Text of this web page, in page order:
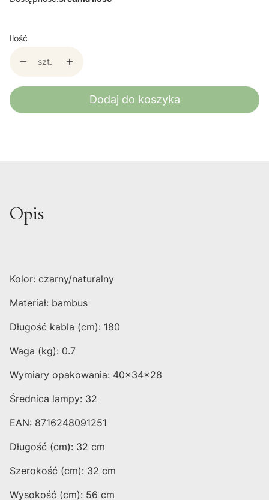
Ilość
szt.
Dodaj do koszyka
Opis
Kolor: czarny/naturalny
Materiał: bambus
Długość kabla (cm): 180
Waga (kg): 0.7
Wymiary opakowania: 40x34x28
Średnica lampy: 32
EAN: 8716248091251
Długość (cm): 32 cm
Szerokość (cm): 32 cm
Wysokość (cm): 56 cm